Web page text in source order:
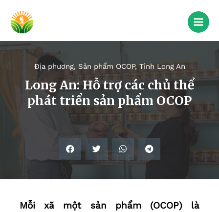
Địa phương, Sản phẩm OCOP,Tỉnh Long An
Long An: Hỗ trợ các chủ thể
phát triển sản phẩm OCOP
Mỗi xã một sản phẩm (OCOP) là